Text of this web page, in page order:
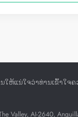
ຫ້ແນ່ໃຈວ່າທ່ານເຂົ້າໃຈ
Valley, AI-2640,